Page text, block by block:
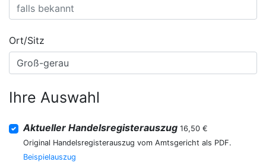
Ort/Sitz
Ihre Auswahl
Aktueller Handelsregisterauszug 16,50 €
Original Handelsregisterauszug vom Amtsgericht als PDF.
Beispielauszug